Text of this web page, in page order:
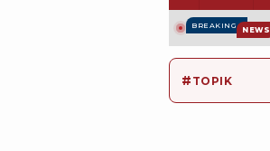
BREAKING NEWS
# TOPIK